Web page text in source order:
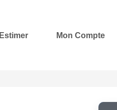
Estimer Mon Compte